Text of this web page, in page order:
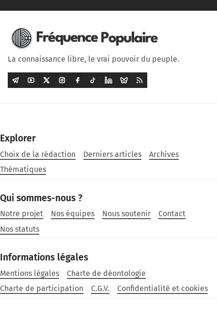
La connaissance libre, le vrai pouvoir du peuple.
Explorer
Choix de la rédaction Derniers articles
Archives
Thématiques
Qui sommes-nous ?
Notre projet Nos équipes Nous soutenir
Contact
Nos statuts
Informations légales
Mentions légales
Charte de déontologie
Charte de participation
C.G.V. Confidentialité et cookies